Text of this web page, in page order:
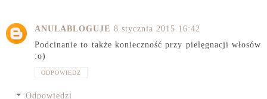
ANULABLOGUJE 8 stycznia 2015 16:42
Podcinanie to także konieczność przy pielęgnacji włosów
:o)
ODPOWIEDZ
Odpowiedzi